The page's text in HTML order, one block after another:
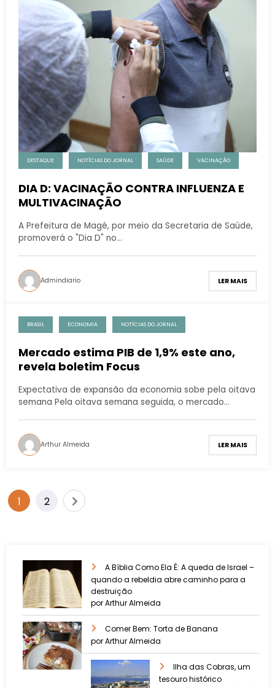
DESTAQUE NOTÍCIAS DO JORNAL SAÚDE VACINAÇÃO
DIA D: VACINAÇÃO CONTRA INFLUENZA E
MULTIVACINAÇÃO
A Prefeitura de Magé, por meio da Secretaria de Saúde,
promoverá o "Dia D" no…
Admindiario LER MAIS
BRASIL ECONOMIA NOTÍCIAS DO JORNAL
Mercado estima PIB de 1,9% este ano,
revela boletim Focus
Expectativa de expansão da economia sobe pela oitava
semana Pela oitava semana seguida, o mercado…
Arthur Almeida LER MAIS
1 2
A Bíblia Como Ela É: A queda de Israel –
quando a rebeldia abre caminho para a
destruição
por Arthur Almeida
Comer Bem: Torta de Banana
por Arthur Almeida
Ilha das Cobras, um
tesouro histórico